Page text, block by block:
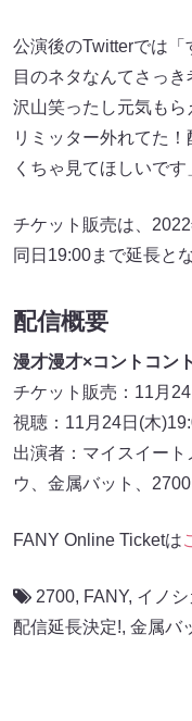
公演後のTwitterでは
目のネタなんてさっ
沢山笑ったし元気も
リミッター外れてた
くちゃ見てほしいで
チケット販売は、
同日19:00まで延長と
配信概要
漫才漫才×コントコン
チケット販売：11月
視聴：11月24日(木
出演者：マイスイー
ウ、金属バット、2700
FANY Online Ticketは
2700, FANY, イノ
配信延長決定!, 金属バ